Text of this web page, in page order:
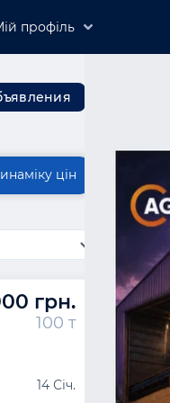
профіль
цін
грн.
100 т
14 Січ.